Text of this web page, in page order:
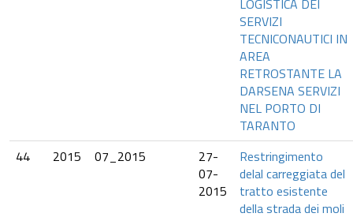
LOGISTICA DEI
SERVIZI
TECNICONAUTICI IN
AREA
RETROSTANTE LA
DARSENA SERVIZI
NEL PORTO DI
TARANTO
44
2015 07_2015
27-
07-
2015
Restringimento
delal carreggiata del
tratto esistente
della strada dei moli